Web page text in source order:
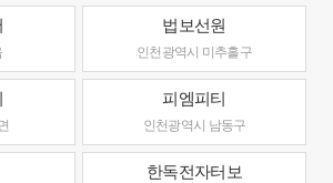
법보선원
인천광역시 미추홀구
피엠피티
인천광역시 남동구
한독전자터보